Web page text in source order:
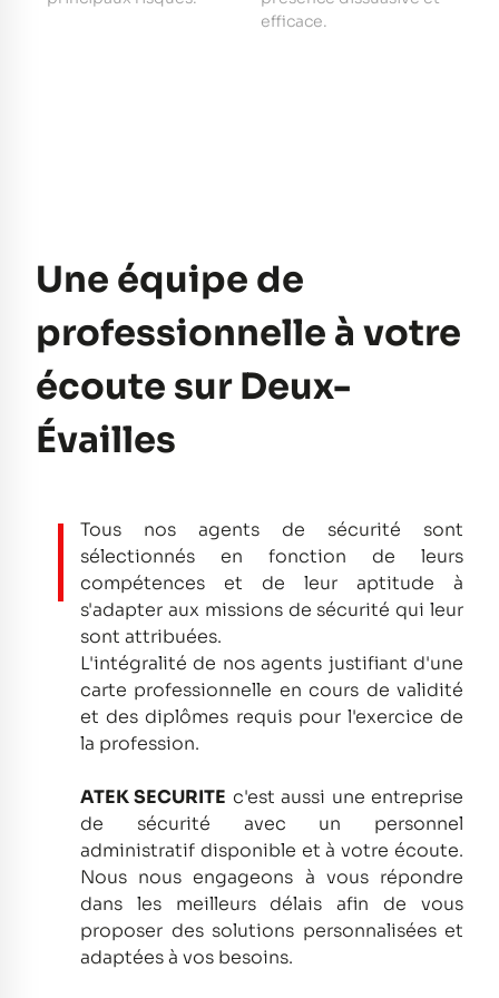
efficace.
Une équipe de
professionnelle à votre
écoute sur Deux-
Évailles
Tous nos agents de sécurité sont
sélectionnés en fonction de leurs
compétences et de leur aptitude à
s'adapter aux missions de sécurité qui leur
sont attribuées.
L'intégralité de nos agents justifiant d'une
carte professionnelle en cours de validité
et des diplômes requis pour l'exercice de
la profession.
ATEK SECURITE c'est aussi une entreprise
de sécurité avec un personnel
administratif disponible et à votre écoute.
Nous nous engageons à vous répondre
dans les meilleurs délais afin de vous
proposer des solutions personnalisées et
adaptées à vos besoins.